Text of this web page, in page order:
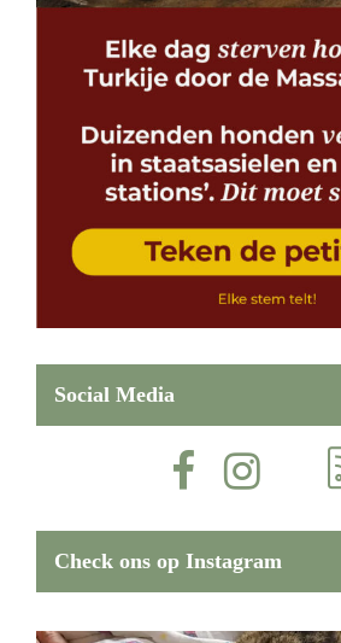
Social Media
Check ons op Instagram